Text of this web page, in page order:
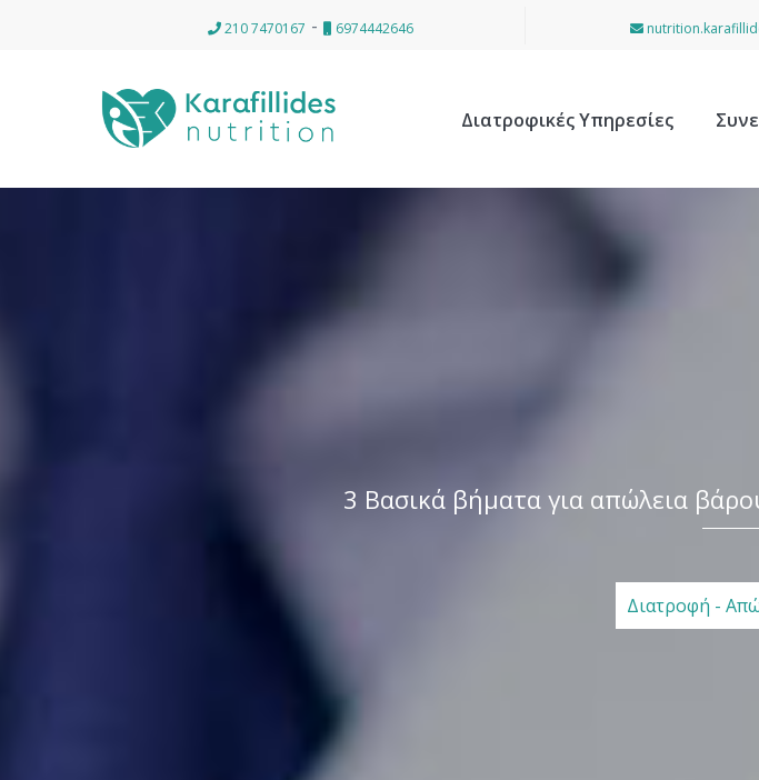
210 7470167 - 6974442646
Διατροφικές Υπηρεσίες
3 Βασικά βήματα για απώλεια
Διατροφή -